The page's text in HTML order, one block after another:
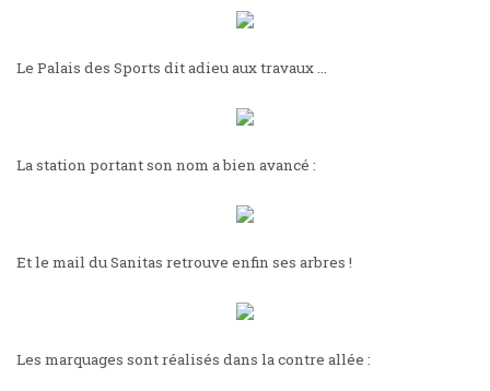
Le Palais des Sports dit adieu aux travaux …
La station portant son nom a bien avancé :
Et le mail du Sanitas retrouve enfin ses arbres !
Les marquages sont réalisés dans la contre allée :